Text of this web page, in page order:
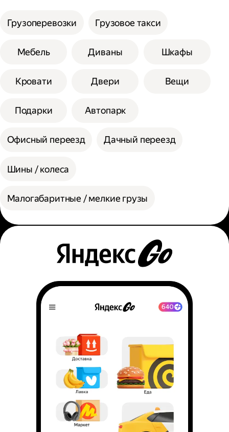
Грузоперевозки Грузовое такси
Мебель Диваны Шкафы
Кровати Двери Вещи
Подарки Автопарк
Офисный переезд Дачный переезд
Шины / колеса
Малогабаритные / мелкие грузы